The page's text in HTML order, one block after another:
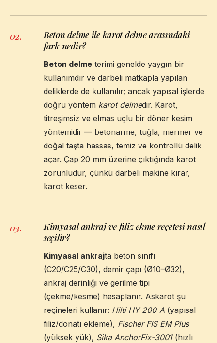
02.
Beton delme ile karot delme arasındaki
fark nedir?
Beton delme terimi genelde yaygın bir
kullanımdır ve darbeli matkapla yapılan
deliklerde de kullanılır; ancak yapısal işlerde
doğru yöntem karot delmedir. Karot,
titreşimsiz ve elmas uçlu bir döner kesim
yöntemidir — betonarme, tuğla, mermer ve
doğal taşta hassas, temiz ve kontrollü delik
açar. Çap 20 mm üzerine çıktığında karot
zorunludur, çünkü darbeli makine kırar,
karot keser.
03.
Kimyasal ankraj ve filiz ekme reçetesi nasıl
seçilir?
Kimyasal ankrajta beton sınıfı
(C20/C25/C30), demir çapı (Ø10–Ø32),
ankraj derinliği ve gerilme tipi
(çekme/kesme) hesaplanır. Askarot şu
reçineleri kullanır: Hilti HY 200-A (yapısal
filiz/donatı ekleme), Fischer FIS EM Plus
(yüksek yük), Sika AnchorFix-3001(hızlı